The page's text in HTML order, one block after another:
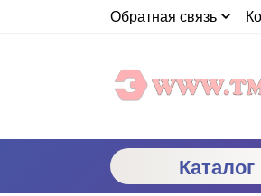
Обратная связь
Каталог